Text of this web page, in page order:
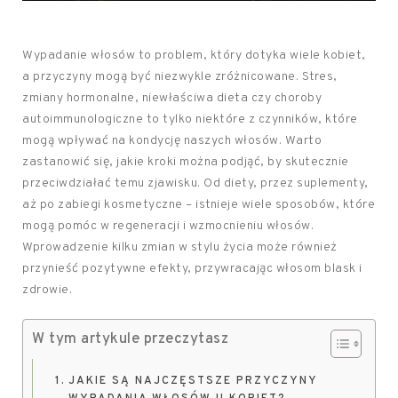
Wypadanie włosów to problem, który dotyka wiele kobiet,
a przyczyny mogą być niezwykle zróżnicowane. Stres,
zmiany hormonalne, niewłaściwa dieta czy choroby
autoimmunologiczne to tylko niektóre z czynników, które
mogą wpływać na kondycję naszych włosów. Warto
zastanowić się, jakie kroki można podjąć, by skutecznie
przeciwdziałać temu zjawisku. Od diety, przez suplementy,
aż po zabiegi kosmetyczne – istnieje wiele sposobów, które
mogą pomóc w regeneracji i wzmocnieniu włosów.
Wprowadzenie kilku zmian w stylu życia może również
przynieść pozytywne efekty, przywracając włosom blask i
zdrowie.
W tym artykule przeczytasz
JAKIE SĄ NAJCZĘSTSZE PRZYCZYNY